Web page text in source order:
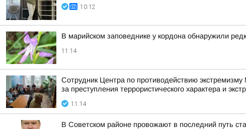
10:12
В марийском заповеднике у кордона обнаружили
11:14
Сотрудник Центра по противодействию
за преступления террористического характера и
11:14
В Советском районе провожают в последний путь